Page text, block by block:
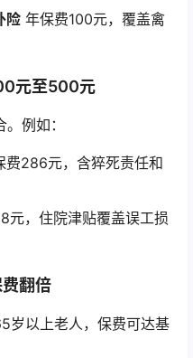
险 年保费100元，覆盖禽
元至500元
例如：
费286元，含猝死责任和
元，住院津贴覆盖误工损
翻倍
岁以上老人，保费可达基